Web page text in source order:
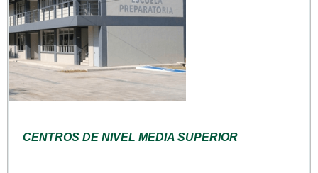
CENTROS DE NIVEL MEDIA SUPERIOR